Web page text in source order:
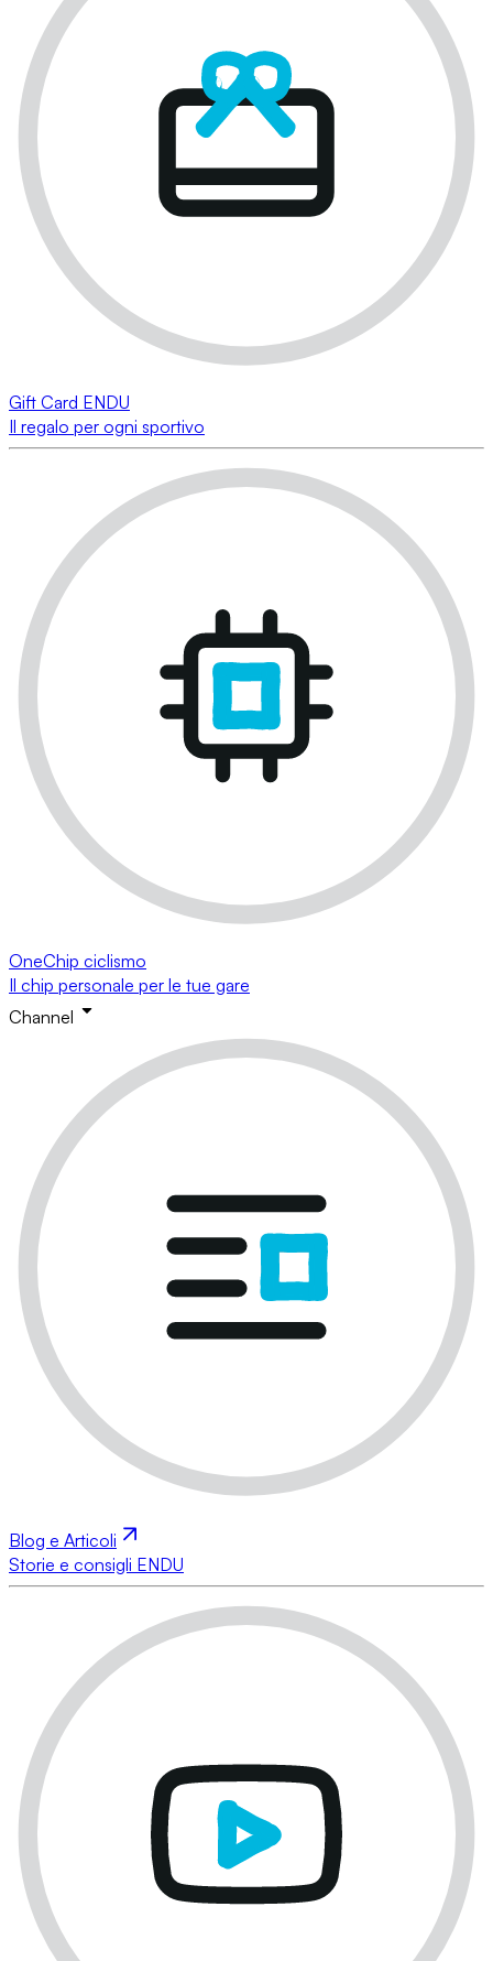
Gift Card ENDU
Il regalo per ogni sportivo
OneChip ciclismo
Il chip personale per le tue gare
Channel
Blog e Articoli
Storie e consigli ENDU